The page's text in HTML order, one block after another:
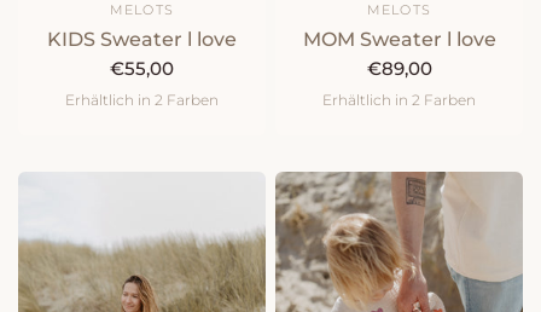
MELOTS
KIDS Sweater l love
€55,00
Erhältlich in 2 Farben
MELOTS
MOM Sweater l love
€89,00
Erhältlich in 2 Farben